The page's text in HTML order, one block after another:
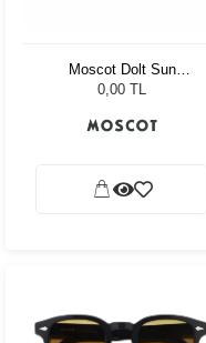
Moscot Dolt Sun
Flesh/Tortoise Cr-39 Pl
0,00 TL